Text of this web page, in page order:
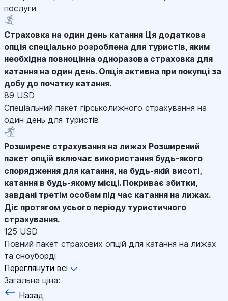
послуги
Страховка на один день катання Ця додаткова
опція спеціально розроблена для туристів, яким
необхідна повноцінна одноразова страховка для
катання на один день. Опція активна при покупці за
добу до початку катання.
89 USD
Спеціальний пакет гірськолижного страхування на
один день для туристів
Розширене страхування на лижах Розширений
пакет опцій включає використання будь-якого
спорядження для катання, на будь-якій висоті,
катання в будь-якому місці. Покриває збитки,
завдані третім особам під час катання на лижах.
Діє протягом усього періоду туристичного
страхування.
125 USD
Повний пакет страхових опцій для катання на лижах
та сноуборді
Переглянути всі
Загальна ціна:
Назад